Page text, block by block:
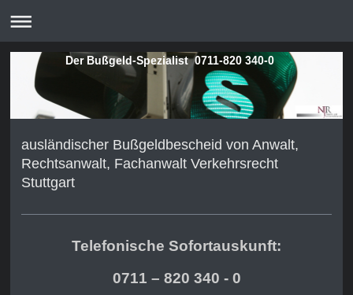
Der Bußgeld-Spezialist 0711-820 340-0
ausländischer Bußgeldbescheid von Anwalt,
Rechtsanwalt, Fachanwalt Verkehrsrecht
Stuttgart
Telefonische Sofortauskunft:
0711 – 820 340 - 0